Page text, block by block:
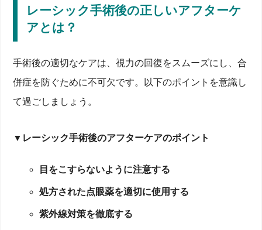
レーシック手術後の正しいアフターケ
アとは？
手術後の適切なケアは、視力の回復をスムーズにし、合
併症を防ぐために不可欠です。以下のポイントを意識し
て過ごしましょう。
▼レーシック手術後のアフターケアのポイント
目をこすらないように注意する
処方された点眼薬を適切に使用する
紫外線対策を徹底する